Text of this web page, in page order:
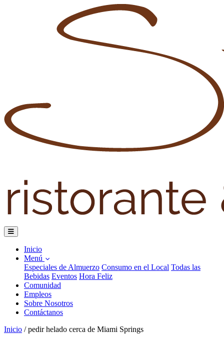
Inicio
Menú
Especiales de Almuerzo Consumo en el Local Todas las
Bebidas Eventos Hora Feliz
Comunidad
Empleos
Sobre Nosotros
Contáctanos
Inicio / pedir helado cerca de Miami Springs